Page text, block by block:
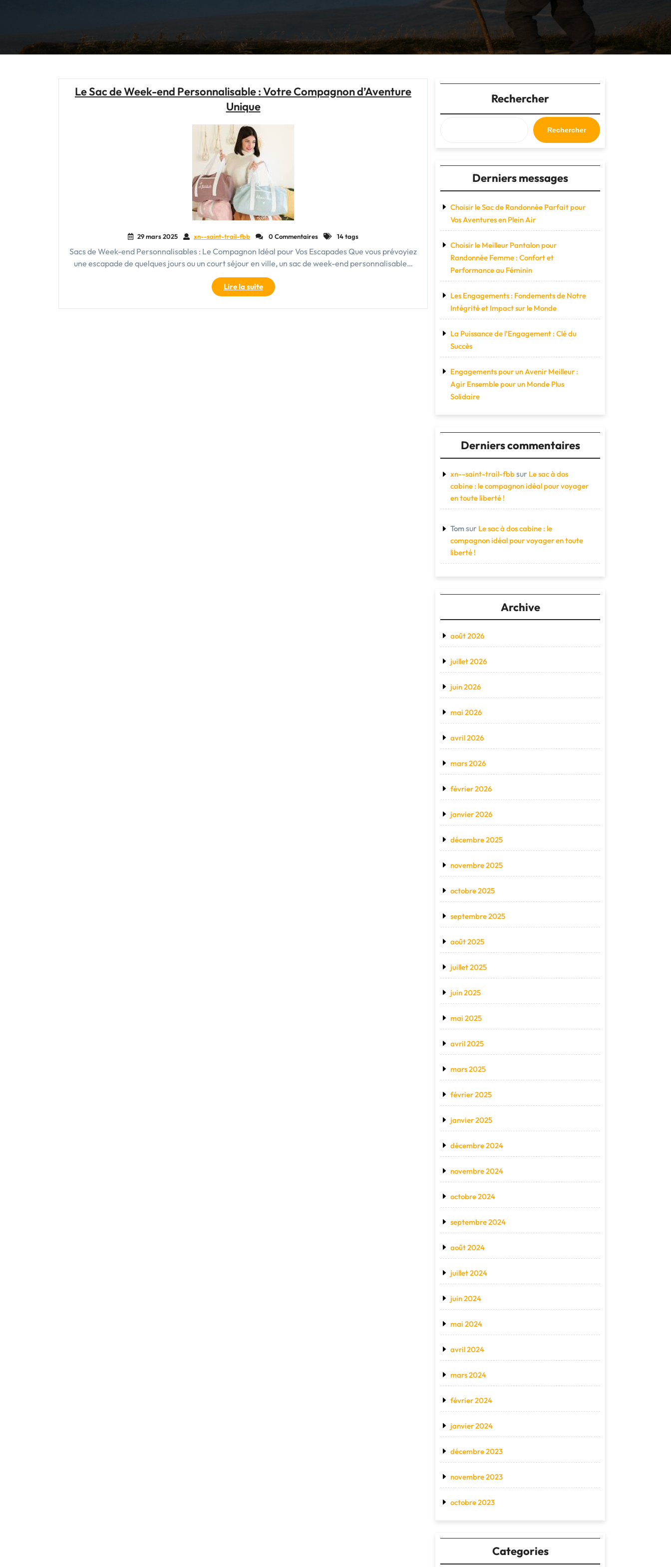
Le Sac de Week-end Personnalisable : Votre Compagnon d’Aventure
Unique
29 mars 2025 xn--saint-trail-fbb 0 Commentaires 14 tags
Sacs de Week-end Personnalisables : Le Compagnon Idéal pour Vos Escapades Que vous prévoyiez
une escapade de quelques jours ou un court séjour en ville, un sac de week-end personnalisable…
Lire la suite"Le
Sac
de
Rechercher
Rechercher
Derniers messages
Choisir le Sac de Randonnée Parfait pour
Vos Aventures en Plein Air
Choisir le Meilleur Pantalon pour
Randonnée Femme : Confort et
Performance au Féminin
Les Engagements : Fondements de Notre
Intégrité et Impact sur le Monde
La Puissance de l’Engagement : Clé du
Succès
Engagements pour un Avenir Meilleur :
Agir Ensemble pour un Monde Plus
Solidaire
Derniers commentaires
xn--saint-trail-fbbsur Le sac à dos
cabine : le compagnon idéal pour voyager
en toute liberté !
Tom sur Le sac à dos cabine : le
compagnon idéal pour voyager en toute
liberté !
Archive
août 2026
juillet 2026
juin 2026
mai 2026
avril 2026
mars 2026
février 2026
janvier 2026
décembre 2025
novembre 2025
octobre 2025
septembre 2025
août 2025
juillet 2025
juin 2025
mai 2025
avril 2025
mars 2025
février 2025
janvier 2025
décembre 2024
novembre 2024
octobre 2024
septembre 2024
août 2024
juillet 2024
juin 2024
mai 2024
avril 2024
mars 2024
février 2024
janvier 2024
décembre 2023
novembre 2023
octobre 2023
Categories